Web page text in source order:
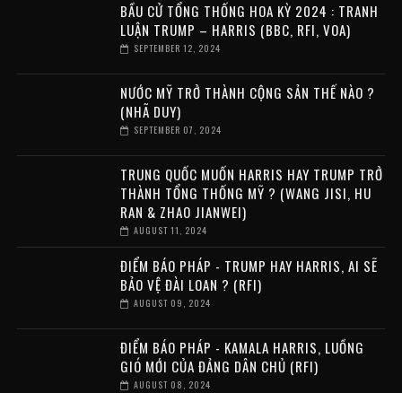
BẦU CỬ TỔNG THỐNG HOA KỲ 2024 : TRANH
LUẬN TRUMP – HARRIS (BBC, RFI, VOA)
SEPTEMBER 12, 2024
NƯỚC MỸ TRỞ THÀNH CỘNG SẢN THẾ NÀO ?
(NHÃ DUY)
SEPTEMBER 07, 2024
TRUNG QUỐC MUỐN HARRIS HAY TRUMP TRỞ
THÀNH TỔNG THỐNG MỸ ? (WANG JISI, HU
RAN & ZHAO JIANWEI)
AUGUST 11, 2024
ĐIỂM BÁO PHÁP - TRUMP HAY HARRIS, AI SẼ
BẢO VỆ ĐÀI LOAN ? (RFI)
AUGUST 09, 2024
ĐIỂM BÁO PHÁP - KAMALA HARRIS, LUỒNG
GIÓ MỚI CỦA ĐẢNG DÂN CHỦ (RFI)
AUGUST 08, 2024